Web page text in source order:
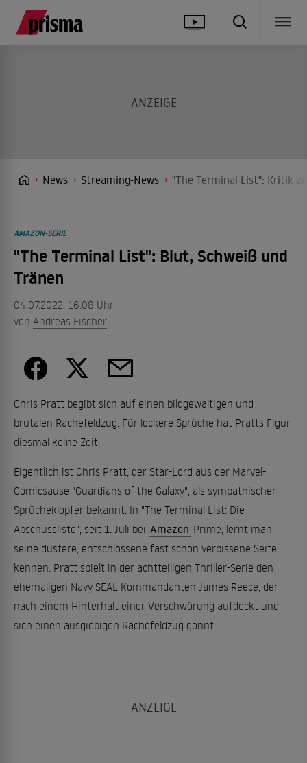
News Streaming-News "The Terminal List": Kritik
AMAZON-SERIE
"The Terminal List": Blut, Schweiß und
Tränen
04.07.2022, 16.08 Uhr
von Andreas Fischer
Chris Pratt begibt sich auf einen bildgewaltigen und
brutalen Rachefeldzug. Für lockere Sprüche hat Pratts Figur
diesmal keine Zeit.
Eigentlich ist Chris Pratt, der Star-Lord aus der Marvel-
Comicsause "Guardians of the Galaxy", als sympathischer
Sprücheklopfer bekannt. In "The Terminal List: Die
Abschussliste", seit 1. Juli bei Amazon Prime, lernt man
seine düstere, entschlossene fast schon verbissene Seite
kennen. Pratt spielt in der achtteiligen Thriller-Serie den
ehemaligen Navy SEAL Kommandanten James Reece, der
nach einem Hinterhalt einer Verschwörung aufdeckt und
sich einen ausgiebigen Rachefeldzug gönnt.